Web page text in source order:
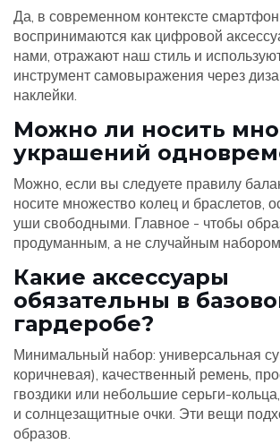
Да, в современном контексте
воспринимаются как цифровой
нами, отражают наш стиль и
инструмент самовыражения через
наклейки.
Можно ли носить
украшений
Можно, если вы следуете правилу
носите множество колец и браслетов,
уши свободными. Главное - чтобы
продуманным, а не случайным
Какие аксессуары
обязательны в
гардеробе?
Минимальный набор: универсальная
коричневая), качественный ремень,
гвоздики или небольшие серьги-
и солнцезащитные очки. Эти вещи
образов.